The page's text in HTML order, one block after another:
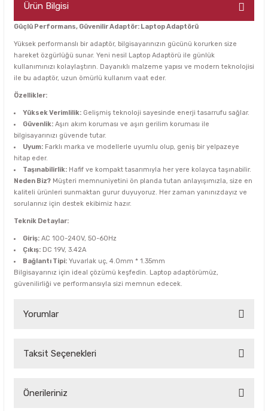
Ürün Bilgisi
Güçlü Performans, Güvenilir Adaptör: Laptop Adaptörü
Yüksek performanslı bir adaptör, bilgisayarınızın gücünü korurken size
hareket özgürlüğü sunar. Yeni nesil Laptop Adaptörü ile günlük
kullanımınızı kolaylaştırın. Dayanıklı malzeme yapısı ve modern teknolojisi
ile bu adaptör, uzun ömürlü kullanım vaat eder.
Özellikler:
Yüksek Verimlilik: Gelişmiş teknoloji sayesinde enerji tasarrufu sağlar.
Güvenlik: Aşırı akım koruması ve aşırı gerilim koruması ile
bilgisayarınızı güvende tutar.
Uyum: Farklı marka ve modellerle uyumlu olup, geniş bir yelpazeye
hitap eder.
Taşınabilirlik: Hafif ve kompakt tasarımıyla her yere kolayca taşınabilir.
Neden Biz? Müşteri memnuniyetini ön planda tutan anlayışımızla, size en
kaliteli ürünleri sunmaktan gurur duyuyoruz. Her zaman yanınızdayız ve
sorularınız için destek ekibimiz hazır.
Teknik Detaylar:
Giriş: AC 100-240V, 50-60Hz
Çıkış: DC 19V, 3.42A
Bağlantı Tipi: Yuvarlak uç, 4.0mm * 1.35mm
Bilgisayarınız için ideal çözümü keşfedin. Laptop adaptörümüz,
güvenilirliği ve performansıyla sizi memnun edecek.
Yorumlar
Bu ürüne ilk yorumu siz yapın!
Taksit Seçenekleri
Önerileriniz